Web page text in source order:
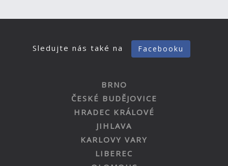
Sledujte nás také na Facebooku
BRNO
ČESKÉ BUDĚJOVICE
HRADEC KRÁLOVÉ
JIHLAVA
KARLOVY VARY
LIBEREC